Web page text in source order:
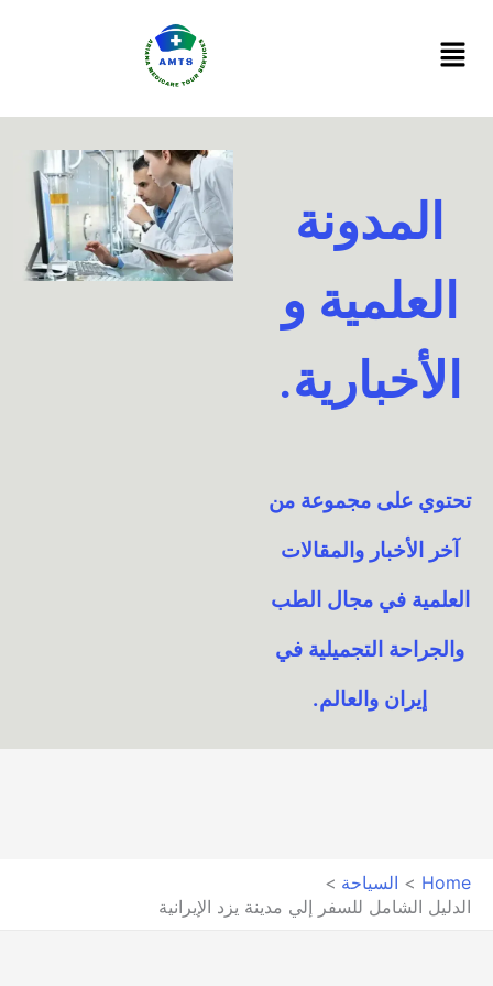
المدونة
العلمية و
الأخبارية.
تحتوي على مجموعة من
آخر الأخبار والمقالات
العلمية في مجال الطب
والجراحة التجميلية في
إيران والعالم.​
Home
السياحة
الدليل الشامل للسفر إلي مدينة يزد الإيرانية